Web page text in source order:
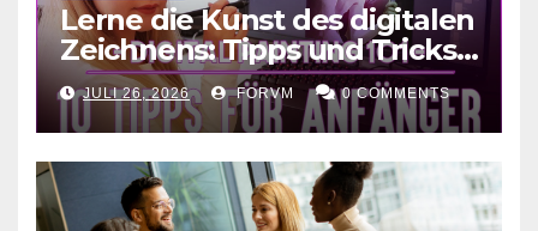
Lerne die Kunst des digitalen
Zeichnens: Tipps und Tricks
für kreative Ausdruckskunst
JULI 26, 2026 FORVM 0 COMMENTS